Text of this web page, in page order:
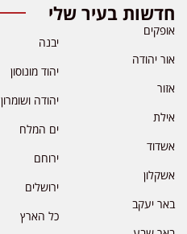
חדשות בעיר שלי
אופקים
אור יהודה
אזור
אילת
אשדוד
אשקלון
באר יעקב
יבנה
יהוד מונוסון
יהודה ושומרון
ים המלח
ירוחם
ירושלים
כל הארץ